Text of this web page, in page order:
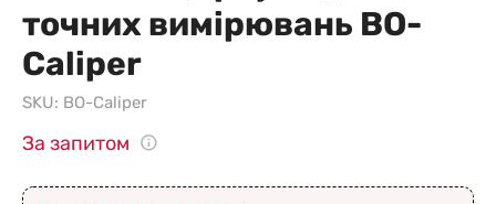
точних вимірювань BO-
Caliper
SKU: BO-Caliper
За запитом